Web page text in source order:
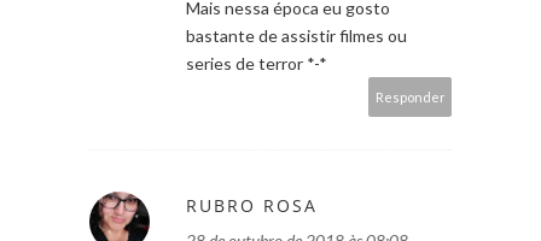
Mais nessa época eu gosto
bastante de assistir filmes ou
series de terror *-*
Responder
RUBRO ROSA